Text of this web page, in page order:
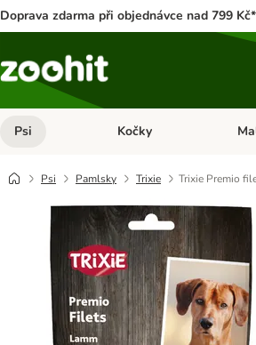
Doprava zdarma při objednávce nad 799
Psi Otevřít menu: Psi
Kočky
Psi Pamlsky Trixie Trixie Premio